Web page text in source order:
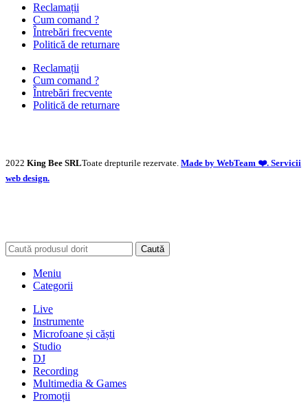
Reclamații
Cum comand ?
Întrebări frecvente
Politică de returnare
Reclamații
Cum comand ?
Întrebări frecvente
Politică de returnare
2022 King Bee SRLToate drepturile rezervate. Made by WebTeam ❤️. Servicii
web design.
Caută
Meniu
Categorii
Live
Instrumente
Microfoane și căști
Studio
DJ
Recording
Multimedia & Games
Promoții